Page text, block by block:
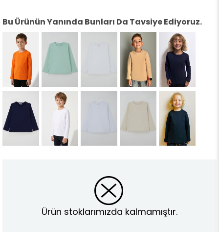
Bu Ürünün Yanında Bunları Da Tavsiye Ediyoruz.
Ürün stoklarımızda kalmamıştır.